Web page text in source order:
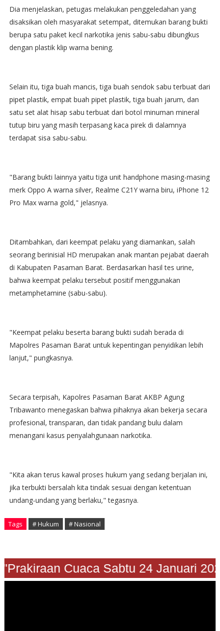
Dia menjelaskan, petugas melakukan penggeledahan yang
disaksikan oleh masyarakat setempat, ditemukan barang bukti
berupa satu paket kecil narkotika jenis sabu-sabu dibungkus
dengan plastik klip warna bening.
Selain itu, tiga buah mancis, tiga buah sendok sabu terbuat dari
pipet plastik, empat buah pipet plastik, tiga buah jarum, dan
satu set alat hisap sabu terbuat dari botol minuman mineral
tutup biru yang masih terpasang kaca pirek di dalamnya
terdapat sisa sabu-sabu.
"Barang bukti lainnya yaitu tiga unit handphone masing-masing
merk Oppo A warna silver, Realme C21Y warna biru, iPhone 12
Pro Max warna gold," jelasnya.
Ditambahkan, dari keempat pelaku yang diamankan, salah
seorang berinisial HD merupakan anak mantan pejabat daerah
di Kabupaten Pasaman Barat. Berdasarkan hasil tes urine,
bahwa keempat pelaku tersebut positif menggunakan
metamphetamine (sabu-sabu).
"Keempat pelaku beserta barang bukti sudah berada di
Mapolres Pasaman Barat untuk kepentingan penyidikan lebih
lanjut," pungkasnya.
Secara terpisah, Kapolres Pasaman Barat AKBP Agung
Tribawanto menegaskan bahwa pihaknya akan bekerja secara
profesional, transparan, dan tidak pandang bulu dalam
menangani kasus penyalahgunaan narkotika.
"Kita akan terus kawal proses hukum yang sedang berjalan ini,
jika terbukti bersalah kita tindak sesuai dengan ketentuan
undang-undang yang berlaku," tegasnya.
Tags # Hukum # Nasional
Cuaca Sabtu 24 Januari